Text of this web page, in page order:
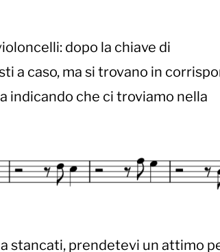
dopo la chiave di
a caso, ma si trovano in
indicando che ci troviamo nella
stancati, prendetevi un attimo